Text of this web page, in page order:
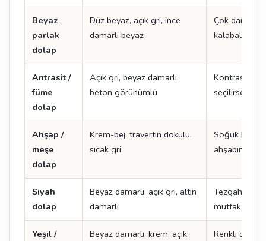
Beyaz
parlak
dolap
Düz beyaz, açık gri, ince
damarlı beyaz
Çok damarlı
kalabalık
Antrasit /
füme
dolap
Açık gri, beyaz damarlı,
beton görünümlü
Kontrast
seçilirse
Ahşap /
meşe
dolap
Krem-bej, travertin dokulu,
sıcak gri
Soğuk
ahşabın
Siyah
dolap
Beyaz damarlı, açık gri, altın
damarlı
Tezgah açık
mutfak daha
Yeşil /
Beyaz damarlı, krem, açık
Renkli